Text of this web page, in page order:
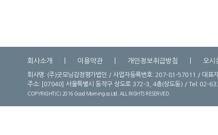
회사소개 이용약관 개인정보취급방침 오시
회사명: (주)굿모닝감정평가법인 / 사업자등록번호: 207-81-57011 / 대표
주소: [07040] 서울특별시 동작구 상도로 372-3, 4층(상도동) / Tel:
COPYRIGHT(C) 2016 Good Morning.co.Ltd. ALL RIGHTS RESERVED.